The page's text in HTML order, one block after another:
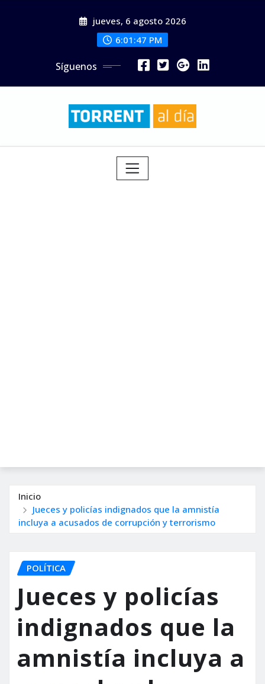
jueves, 6 agosto 2026
6:01:48 PM
Síguenos
Inicio
Jueces y policías indignados que la amnistía
incluya a acusados de corrupción y terrorismo
POLÍTICA
Jueces y policías
indignados que la
amnistía incluya a